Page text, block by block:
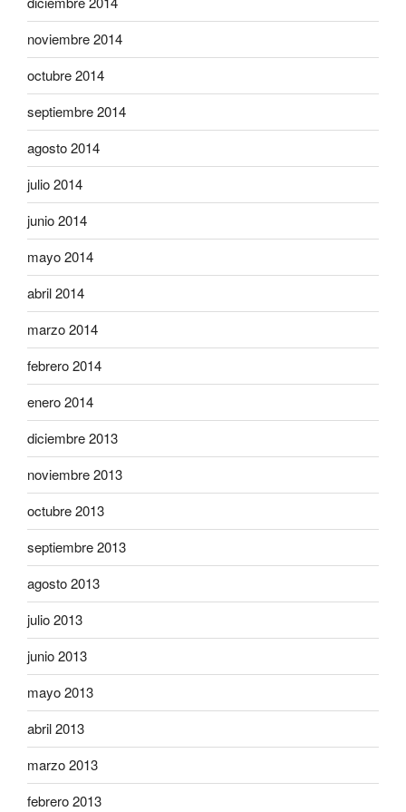
noviembre 2014
octubre 2014
septiembre 2014
agosto 2014
julio 2014
junio 2014
mayo 2014
abril 2014
marzo 2014
febrero 2014
enero 2014
diciembre 2013
noviembre 2013
octubre 2013
septiembre 2013
agosto 2013
julio 2013
junio 2013
mayo 2013
abril 2013
marzo 2013
febrero 2013